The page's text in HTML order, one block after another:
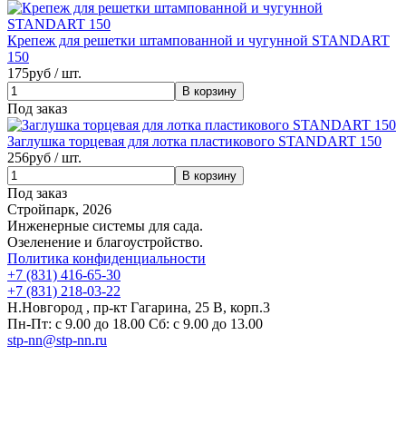
Крепеж для решетки штампованной и чугунной STANDART
150
175руб / шт.
Под заказ
Заглушка торцевая для лотка пластикового STANDART 150
256руб / шт.
Под заказ
Стройпарк, 2026
Инженерные системы для сада.
Озеленение и благоустройство.
Политика конфиденциальности
+7 (831) 416-65-30
+7 (831) 218-03-22
Н.Новгород , пр-кт Гагарина, 25 В, корп.3
Пн-Пт: с 9.00 до 18.00 Сб: с 9.00 до 13.00
stp-nn@stp-nn.ru